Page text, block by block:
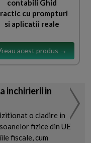
contabili Ghid
cu prompturi
si aplicatii reale
acest produs →
inchirierii in
o cladire in
fizice din UE
fiscale, cum